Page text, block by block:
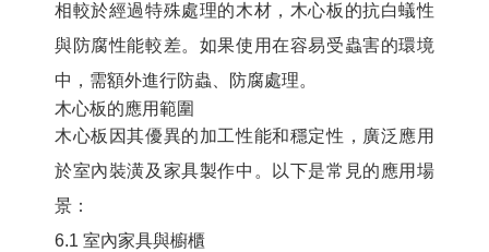
相較於經過特殊處理的木材，木心板的抗白蟻性
與防腐性能較差。如果使用在容易受蟲害的環境
中，需額外進行防蟲、防腐處理。
木心板的應用範圍
木心板因其優異的加工性能和穩定性，廣泛應用
於室內裝潢及家具製作中。以下是常見的應用場
景：
6.1 室內家具與櫥櫃